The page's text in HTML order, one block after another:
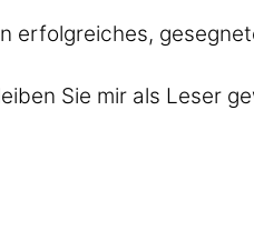
erfolgreiches,
Sie mir als Leser